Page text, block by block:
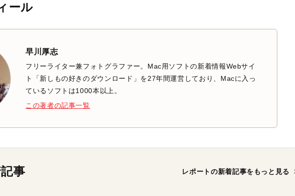
ール
早川厚志
フリーライター兼フォトグラファー。Mac用ソフトの新着情報Webサイ
ト「新しもの好きのダウンロード」を27年間運営しており、Macに入っ
ているソフトは1000本以上。
この著者の記事一覧
事 レポートの新着記事をもっと見る